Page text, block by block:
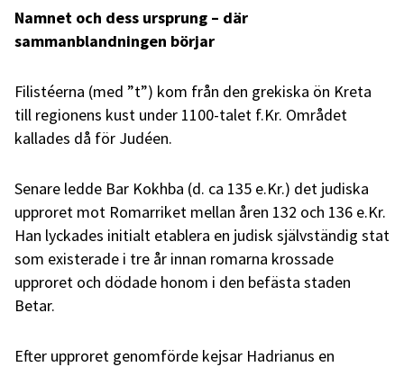
Namnet och dess ursprung – där
sammanblandningen börjar
Filistéerna (med ”t”) kom från den grekiska ön Kreta
till regionens kust under 1100-talet f.Kr. Området
kallades då för Judéen.
Senare ledde Bar Kokhba (d. ca 135 e.Kr.) det judiska
upproret mot Romarriket mellan åren 132 och 136 e.Kr.
Han lyckades initialt etablera en judisk självständig stat
som existerade i tre år innan romarna krossade
upproret och dödade honom i den befästa staden
Betar.
Efter upproret genomförde kejsar Hadrianus en